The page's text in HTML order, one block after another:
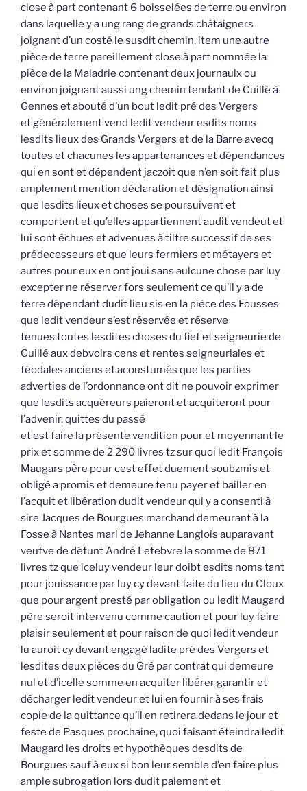
close à part contenant 6 boisselées de terre ou environ
dans laquelle y a ung rang de grands châtaigners
joignant d’un costé le susdit chemin, item une autre
pièce de terre pareillement close à part nommée la
pièce de la Maladrie contenant deux journaulx ou
environ joignant aussi ung chemin tendant de Cuillé à
Gennes et abouté d’un bout ledit pré des Vergers
et généralement vend ledit vendeur esdits noms
lesdits lieux des Grands Vergers et de la Barre avecq
toutes et chacunes les appartenances et dépendances
qui en sont et dépendent jaczoit que n’en soit fait plus
amplement mention déclaration et désignation ainsi
que lesdits lieux et choses se poursuivent et
comportent et qu’elles appartiennent audit vendeut et
lui sont échues et advenues à tiltre successif de ses
prédecesseurs et que leurs fermiers et métayers et
autres pour eux en ont joui sans aulcune chose par luy
excepter ne réserver fors seulement ce qu’il y a de
terre dépendant dudit lieu sis en la pièce des Fousses
que ledit vendeur s’est réservée et réserve
tenues toutes lesdites choses du fief et seigneurie de
Cuillé aux debvoirs cens et rentes seigneuriales et
féodales anciens et acoustumés que les parties
adverties de l’ordonnance ont dit ne pouvoir exprimer
que lesdits acquéreurs paieront et acquiteront pour
l’advenir, quittes du passé
et est faire la présente vendition pour et moyennant le
prix et somme de 2 290 livres tz sur quoi ledit François
Maugars père pour cest effet duement soubzmis et
obligé a promis et demeure tenu payer et bailler en
l’acquit et libération dudit vendeur qui y a consenti à
sire Jacques de Bourgues marchand demeurant à la
Fosse à Nantes mari de Jehanne Langlois auparavant
veufve de défunt André Lefebvre la somme de 871
livres tz que iceluy vendeur leur doibt esdits noms tant
pour jouissance par luy cy devant faite du lieu du Cloux
que pour argent presté par obligation ou ledit Maugard
père seroit intervenu comme caution et pour luy faire
plaisir seulement et pour raison de quoi ledit vendeur
lu auroit cy devant engagé ladite pré des Vergers et
lesdites deux pièces du Gré par contrat qui demeure
nul et d’icelle somme en acquiter libérer garantir et
décharger ledit vendeur et lui en fournir à ses frais
copie de la quittance qu’il en retirera dedans le jour et
feste de Pasques prochaine, quoi faisant éteindra ledit
Maugard les droits et hypothèques desdits de
Bourgues sauf à eux si bon leur semble d’en faire plus
ample subrogation lors dudit paiement et